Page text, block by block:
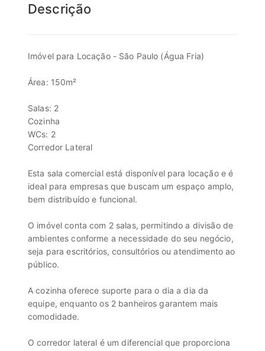
Descrição
Imóvel para Locação - São Paulo (Água Fria)
Área: 150m²
Salas: 2
Cozinha
WCs: 2
Corredor Lateral
Esta sala comercial está disponível para locação e é
ideal para empresas que buscam um espaço amplo,
bem distribuído e funcional.
O imóvel conta com 2 salas, permitindo a divisão de
ambientes conforme a necessidade do seu negócio,
seja para escritórios, consultórios ou atendimento ao
público.
A cozinha oferece suporte para o dia a dia da
equipe, enquanto os 2 banheiros garantem mais
comodidade.
O corredor lateral é um diferencial que proporciona